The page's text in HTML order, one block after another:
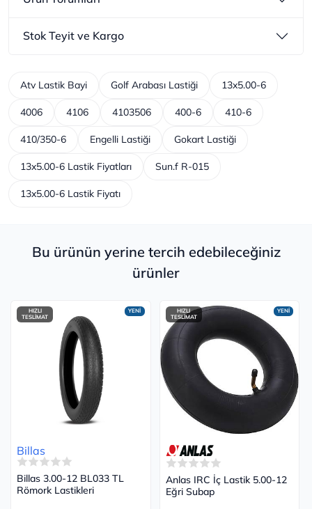
Stok Teyit ve Kargo
Atv Lastik Bayi Golf Arabası Lastiği 13x5.00-6
4006 4106 4103506 400-6 410-6
410/350-6 Engelli Lastiği Gokart Lastiği
13x5.00-6 Lastik Fiyatları Sun.f R-015
13x5.00-6 Lastik Fiyatı
Bu ürünün yerine tercih edebileceğiniz
ürünler
YENİ
HIZLI
TESLİMAT
Billas
Billas 3.00-12 BL033 TL
Römork Lastikleri
YENİ
HIZLI
TESLİMAT
Anlas IRC İç Lastik 5.00-12
Eğri Subap